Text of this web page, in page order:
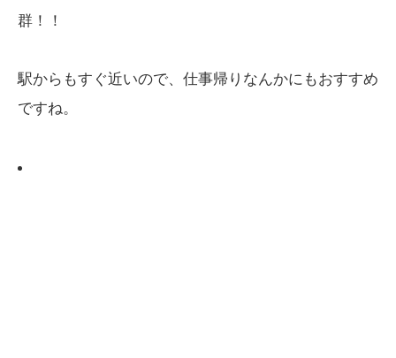
群！！
駅からもすぐ近いので、仕事帰りなんかにもおすすめ
ですね。